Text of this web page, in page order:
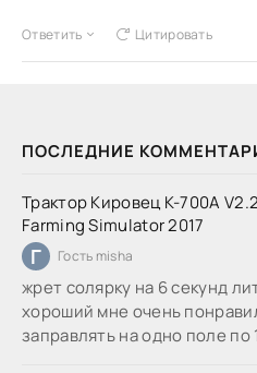
ПОСЛЕДНИЕ
Трактор Кировец К-700А
Farming Simulator 2017
Г Гость misha
жрет солярку на 6 секунд
хороший мне очень
заправлять на одно поле по
Ответить Цитировать